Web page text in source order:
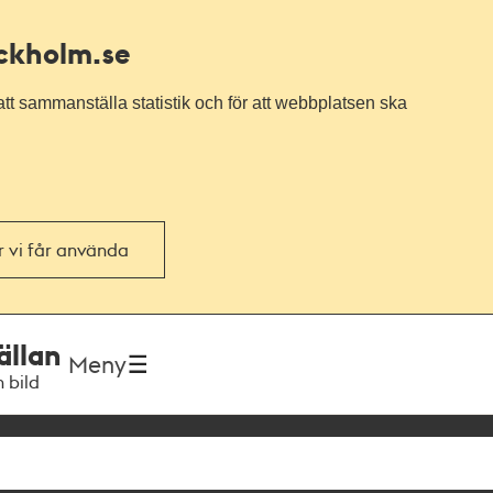
sammanställa statistik och för att webbplatsen ska
vi får använda
bild
Meny